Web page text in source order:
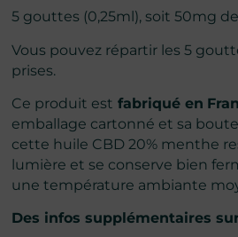
5 gouttes (0,25ml), soit 50mg
Vous pouvez répartir les 5
prises.
Ce produit est fabriqué en
emballage cartonné et sa
cette huile CBD 20% menthe
lumière et se conserve bien
une température ambiante
Des infos supplémentaires